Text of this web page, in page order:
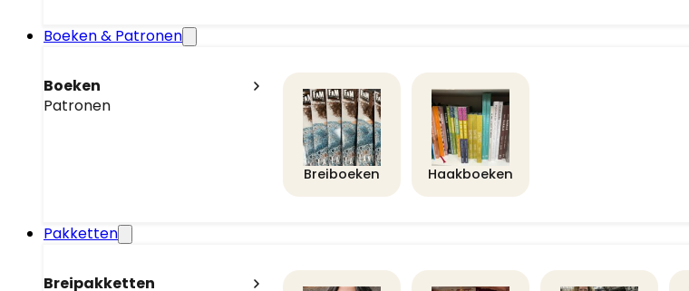
Boeken & Patronen
Boeken
Patronen
Breiboeken Haakboeken
Pakketten
Breipakketten